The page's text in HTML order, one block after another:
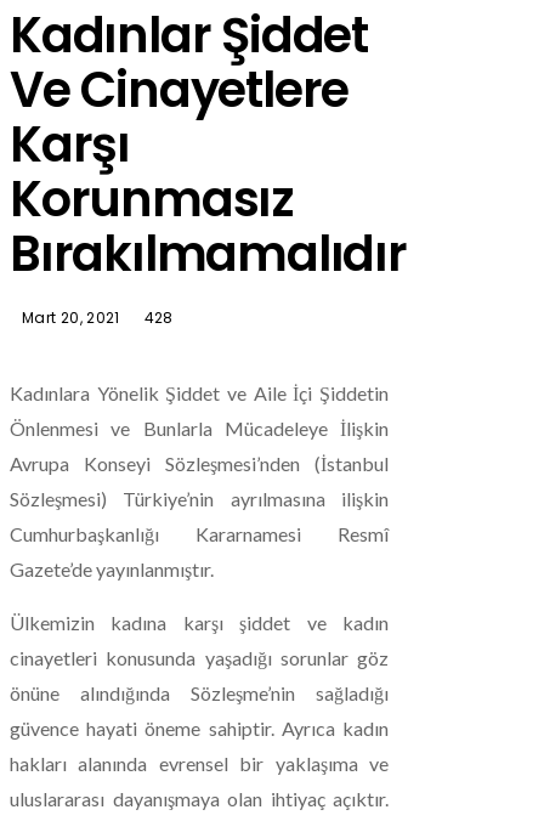
Kadınlar Şiddet
Ve Cinayetlere
Karşı
Korunmasız
Bırakılmamalıdır
Mart 20, 2021 428
Kadınlara Yönelik Şiddet ve Aile İçi Şiddetin
Önlenmesi ve Bunlarla Mücadeleye İlişkin
Avrupa Konseyi Sözleşmesi’nden (İstanbul
Sözleşmesi) Türkiye’nin ayrılmasına ilişkin
Cumhurbaşkanlığı Kararnamesi Resmî
Gazete’de yayınlanmıştır.
Ülkemizin kadına karşı şiddet ve kadın
cinayetleri konusunda yaşadığı sorunlar göz
önüne alındığında Sözleşme’nin sağladığı
güvence hayati öneme sahiptir. Ayrıca kadın
hakları alanında evrensel bir yaklaşıma ve
uluslararası dayanışmaya olan ihtiyaç açıktır.